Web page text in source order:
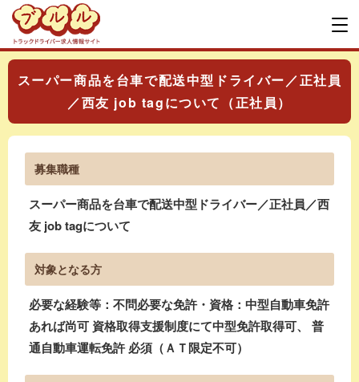
スーパー商品を台車で配送中型ドライバー／正社員
／西友 job tagについて（正社員）
募集職種
スーパー商品を台車で配送中型ドライバー／正社員／西
友 job tagについて
対象となる方
必要な経験等：不問必要な免許・資格：中型自動車免許
あれば尚可 資格取得支援制度にて中型免許取得可、 普
通自動車運転免許 必須（ＡＴ限定不可）